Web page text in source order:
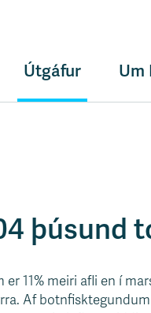
Útgáfur Um
þúsund
11% meiri afli en í
Af